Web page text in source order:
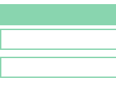
BASKETS
TAILLES